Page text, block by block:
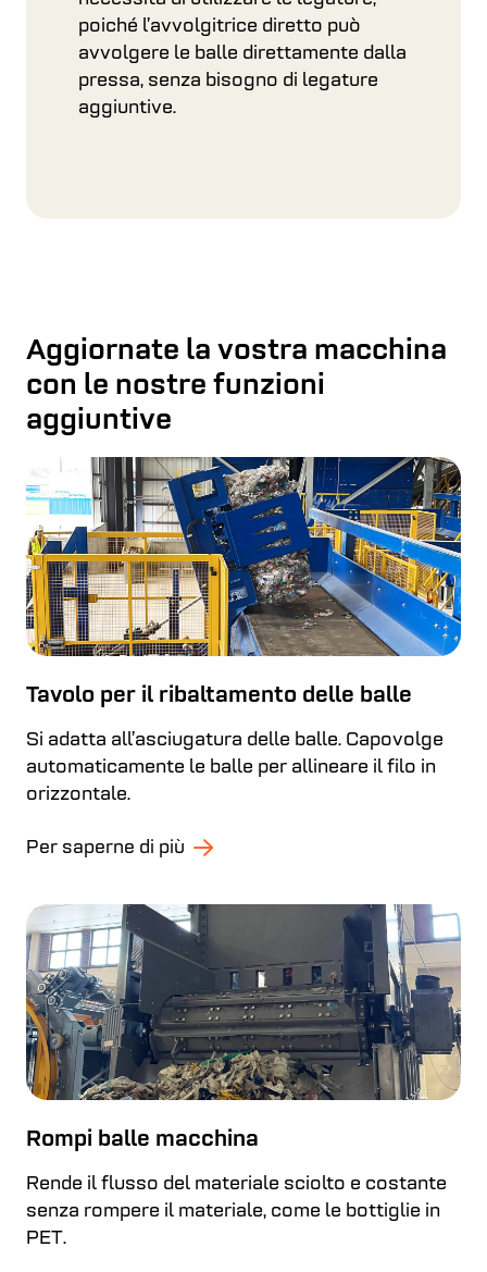
poiché l’avvolgitrice diretto può
avvolgere le balle direttamente dalla
pressa, senza bisogno di legature
aggiuntive.
Aggiornate la vostra macchina
con le nostre funzioni
aggiuntive
Tavolo per il ribaltamento delle balle
Si adatta all’asciugatura delle balle. Capovolge
automaticamente le balle per allineare il filo in
orizzontale.
Per saperne di più
Rompi balle macchina
Rende il flusso del materiale sciolto e costante
senza rompere il materiale, come le bottiglie in
PET.